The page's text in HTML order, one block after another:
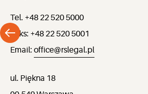
Tel. +48 22 520 5000
Faks: +48 22 520 5001
Email: office@rslegal.pl
ul. Piękna 18